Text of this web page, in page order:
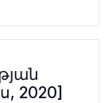
2020]